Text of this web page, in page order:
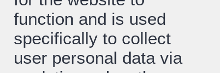
function and is used
specifically to collect
user personal data via